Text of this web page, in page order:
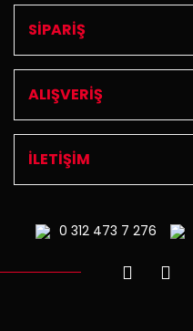
SİPARİŞ
ALIŞVERİŞ
İLETİŞİM
0 312473 7 276